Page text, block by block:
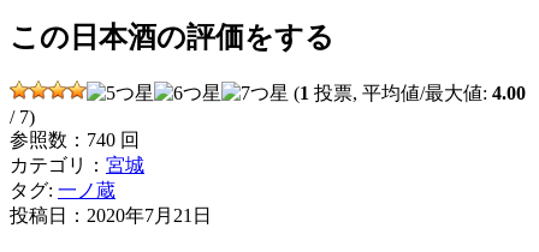
この日本酒の評価をする
(1 投票, 平均値/最大値: 4.00
/ 7)
参照数：740 回
カテゴリ： 宮城
タグ: 一ノ蔵
投稿日： 2020年7月21日